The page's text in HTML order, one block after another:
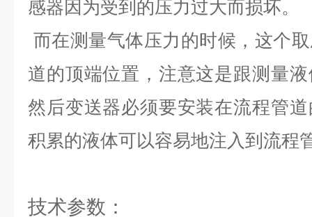
感器因为受到的压力过大而损坏。
而在测量气体压力的时候，这个
道的顶端位置，注意这是跟测量
然后变送器必须要安装在流程管
积累的液体可以容易地注入到流程
技术参数：